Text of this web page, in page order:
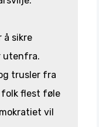
å sikre
utenfra.
trusler fra
folk flest føle
vil